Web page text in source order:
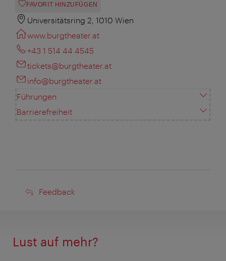
FAVORIT HINZUFÜGEN
Universitätsring 2, 1010 Wien
www.burgtheater.at
+43 1 514 44 4545
tickets@burgtheater.at
info@burgtheater.at
Führungen
Barrierefreiheit
Feedback
Feedback
Lust auf mehr?